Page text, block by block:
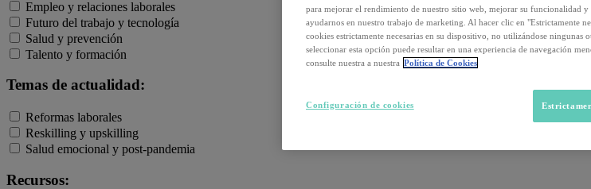
Empleo y relaciones laborales
Futuro del trabajo y tecnología
Salud y prevención
Talento y formación
Temas de actualidad:
Reformas laborales
Reskilling y upskilling
Salud emocional y post-pandemia
Recursos:
para mejorar el rendimiento de nuestro sitio web, mejorar su funcionalidad
ayudarnos en nuestro trabajo de marketing. Al hacer clic en "Estrictamente
cookies estrictamente necesarias en su dispositivo, no utilizándose ningunas
seleccionar esta opción puede resultar en una experiencia de navegación
consulte nuestra a nuestra Política de Cookies
Configuración de cookies